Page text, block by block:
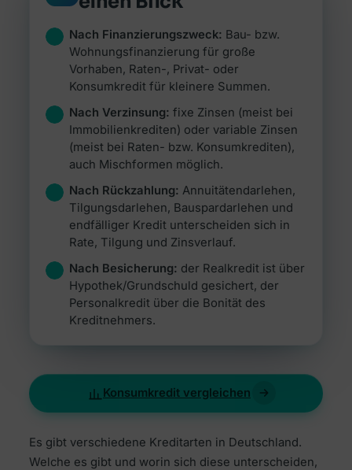
Jetzt vergleichen →
Zur Übersicht Versicherung →
Zur Übersicht Investment & Sparen →
Zum Magazin →
Nach Finanzierungszweck: Bau- bzw.
Wohnungsfinanzierung für große
Vorhaben, Raten-, Privat- oder
Konsumkredit für kleinere Summen.
Nach Verzinsung: fixe Zinsen (meist bei
Immobilienkrediten) oder variable Zinsen
(meist bei Raten- bzw. Konsumkrediten),
auch Mischformen möglich.
Nach Rückzahlung: Annuitätendarlehen,
Tilgungsdarlehen, Bauspardarlehen und
endfälliger Kredit unterscheiden sich in
Rate, Tilgung und Zinsverlauf.
Nach Besicherung: der Realkredit ist über
Hypothek/Grundschuld gesichert, der
Personalkredit über die Bonität des
Kreditnehmers.
Konsumkredit vergleichen
Es gibt verschiedene Kreditarten in Deutschland.
Welche es gibt und worin sich diese unterscheiden,